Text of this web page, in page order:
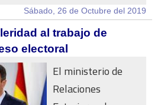
Sábado, 26 de Octubre del 2019
al trabajo de
electoral
El ministerio de
Relaciones